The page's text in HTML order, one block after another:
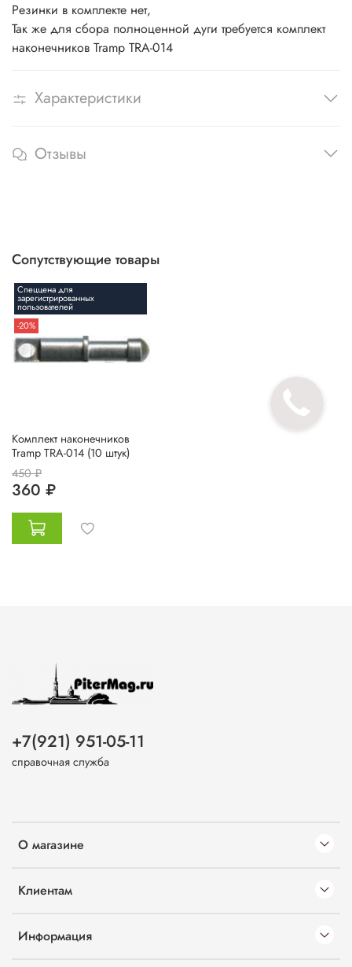
Резинки в комплекте нет,
Так же для сбора полноценной дуги требуется комплект
наконечников Tramp TRA-014
Характеристики
Отзывы
Сопутствующие товары
Спеццена для
зарегистрированных
пользователей
-20%
Комплект наконечников
Tramp TRA-014 (10 штук)
450 ₽
360 ₽
О магазине
Клиентам
Информация
+7(921) 951-05-11
справочная служба